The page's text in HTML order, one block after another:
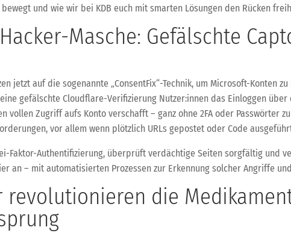
und wie wir bei KDB euch mit smarten Lösungen den Rücken
Masche: Gefälschte
jetzt auf die sogenannte „ConsentFix“-Technik, um Microsoft-Konten
gefälschte Cloudflare-Verifizierung Nutzer:innen das Einloggen über
vollen Zugriff aufs Konto verschafft – ganz ohne 2FA oder Passwörter
vor allem wenn plötzlich URLs gepostet oder Code
Faktor-Authentifizierung, überprüft verdächtige Seiten sorgfältig und
an – mit automatisierten Prozessen zur Erkennung solcher Angriffe
revolutionieren die